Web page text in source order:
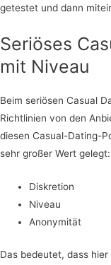
getestet und dann
Seriöses
mit Niveau
Beim seriösen Casual
Richtlinien von den
diesen Casual-Dating-
sehr großer Wert gelegt:
Diskretion
Niveau
Anonymität
Das bedeutet, dass